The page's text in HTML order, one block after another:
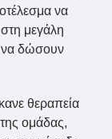
να
μεγάλη
να δώσουν
θεραπεία
ομάδας,